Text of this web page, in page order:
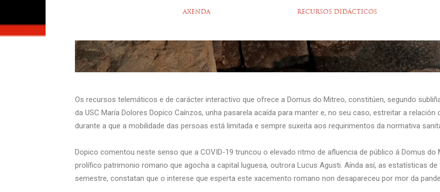
Os recursos telemáticos e de carácter interactivo que ofrece a Domus do Mitreo, constitúen, segundo
da USC María Dolores Dopico Caínzos, unha pasarela acaída para manter e, no seu caso, estreitar a
durante a que a mobilidade das persoas está limitada e sempre suxeita aos requirimentos da normativa
Dopico comentou neste senso que a COVID-19 truncou o elevado ritmo de afluencia de público á Domus
prolífico patrimonio romano que agocha a capital luguesa, outrora Lucus Agusti. Aínda así, as estatísticas
semestre, constatan que o interese que esperta este xacemento romano non desapareceu por mor da